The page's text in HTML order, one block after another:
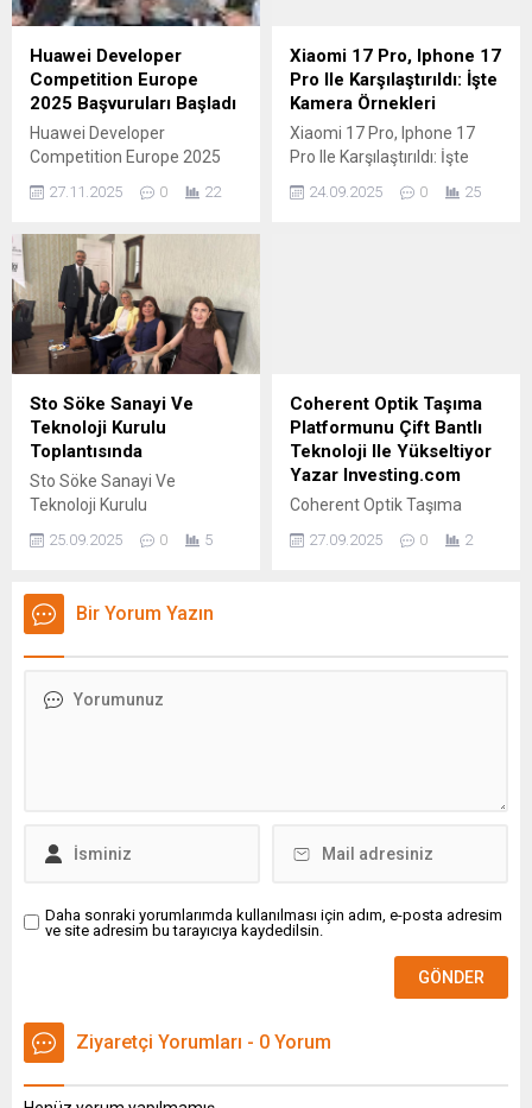
Uyduların, planlanan
yörünge konumuna
yerleştiği fırlatış, Licien-1
roketleriyle gerçekleştirilen
9. başarılı taşıma görevi
oldu. Çin Bilimler
Akademisinin (CAS)...
önemli bir risk teşkil ediyor.
Cumhurbaşkanı Yardımcısı
Cevdet Yılmaz
Yapay Zeka Kurulu, 71
maddelik...
Huawei Developer
Competition Europe
2025 Başvuruları Başladı
Huawei Developer
Competition Europe 2025
İSTANBUL (AA) –
bölgesindeki geliştiricilere
yönelik düzenlediği Huawei
Developer Competition
Europe 2025 yarışmasına
10… Haberi Oku Kaynak:
Google News
27.11.2025 0 22
Xiaomi 17 Pro, Iphone 17
Pro Ile Karşılaştırıldı: İşte
Kamera Örnekleri
Xiaomi 17 Pro, Iphone 17
Pro Ile Karşılaştırıldı: İşte
yılından beri teknoloji
fiyatlar 5 sa. önce eklendi
Xiaomi 17 Pro serisi ayrıca,...
24.09.2025 0 25
Sto Söke Sanayi Ve
Teknoloji Kurulu
Toplantısında
Sto Söke Sanayi Ve
Teknoloji Kurulu
Odası, Aydın Sanayi ve
katılarak bölgedeki sanayi
ve teknoloji yatırımlarını,
değerlendirdi. Söke Ticaret
25.09.2025 0 5
Coherent Optik Taşıma
Platformunu Çift Bantlı
Teknoloji Ile Yükseltiyor
Yazar Investing.com
Coherent Optik Taşıma
Teknoloji Ile Yükseltiyor
27.09.2025 0 2
Bir Yorum Yazın
Daha sonraki yorumlarımda kullanılması için adım, e-posta adresim
ve site adresim bu tarayıcıya kaydedilsin.
Ziyaretçi Yorumları - 0 Yorum